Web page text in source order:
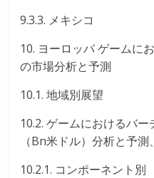
9.3.3. メキシコ
10. ヨーロッパ ゲームに
の市場分析と予測
10.1. 地域別展望
10.2. ゲームにおけるバ
（Bn米ドル）分析と予
10.2.1. コンポーネント別